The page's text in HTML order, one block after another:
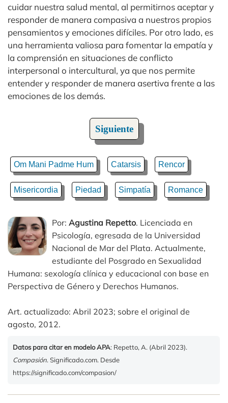
cuidar nuestra salud mental, al permitirnos aceptar y
responder de manera compasiva a nuestros propios
pensamientos y emociones difíciles. Por otro lado, es
una herramienta valiosa para fomentar la empatía y
la comprensión en situaciones de conflicto
interpersonal o intercultural, ya que nos permite
entender y responder de manera asertiva frente a las
emociones de los demás.
Siguiente
Om Mani Padme Hum Catarsis Rencor
Misericordia Piedad Simpatía Romance
Por: Agustina Repetto. Licenciada en
Psicología, egresada de la Universidad
Nacional de Mar del Plata. Actualmente,
estudiante del Posgrado en Sexualidad
Humana: sexología clínica y educacional con base en
Perspectiva de Género y Derechos Humanos.
Art. actualizado: Abril 2023; sobre el original de
agosto, 2012.
Datos para citar en modelo APA: Repetto, A. (Abril 2023).
Compasión. Significado.com. Desde
https://significado.com/compasion/